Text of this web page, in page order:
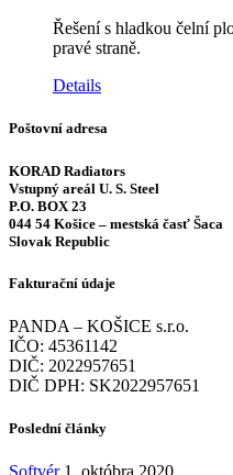
Řešení s hladkou čelní
pravé straně.
Details
Poštovní adresa
KORAD Radiators
Vstupný areál U. S. Steel
P.O. BOX 23
044 54 Košice – mestská časť Šaca
Slovak Republic
Fakturační údaje
PANDA – KOŠICE s.r.o.
IČO: 45361142
DIČ: 2022957651
DIČ DPH: SK2022957651
Poslední články